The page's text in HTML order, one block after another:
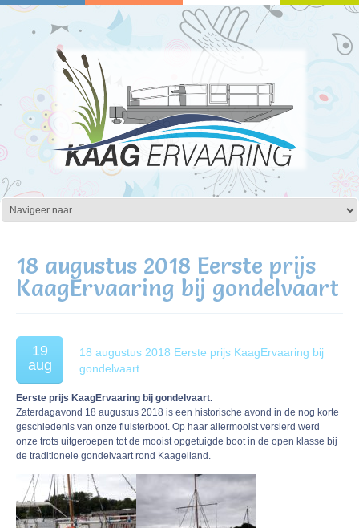
18 augustus 2018 Eerste prijs
KaagErvaaring bij gondelvaart
19
aug
18 augustus 2018 Eerste prijs KaagErvaaring bij
gondelvaart
Eerste prijs KaagErvaaring bij gondelvaart.
Zaterdagavond 18 augustus 2018 is een historische avond in de nog korte
geschiedenis van onze fluisterboot. Op haar allermooist versierd werd
onze trots uitgeroepen tot de mooist opgetuigde boot in de open klasse bij
de traditionele gondelvaart rond Kaageiland.